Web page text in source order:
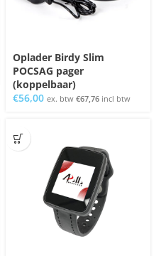
Oplader Birdy Slim
POCSAG pager
(koppelbaar)
€56,00 ex. btw €67,76 incl btw